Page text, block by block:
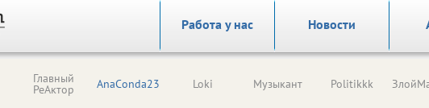
Работа у нас Новости
Главный
РеАктор AnaConda23 Loki Музыкант Politikkk